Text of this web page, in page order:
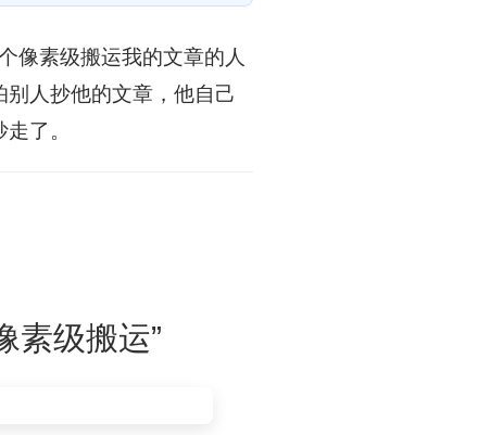
像素级搬运我的文章的人
人抄他的文章，他自己
了。
素级搬运”